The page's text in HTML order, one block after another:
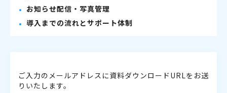
お知らせ配信・写真管理
導入までの流れとサポート体制
ご入力のメールアドレスに資料ダウンロードURLをお送
りいたします。